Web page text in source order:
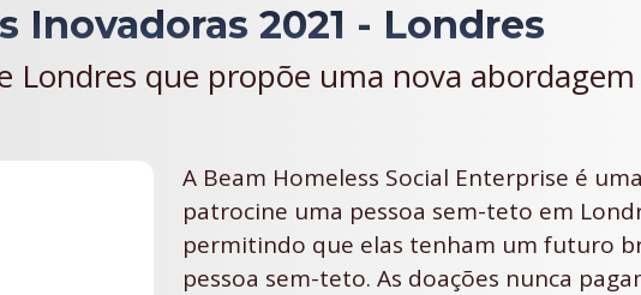
Inovadoras 2021 - Londres
Londres que propõe uma nova
A Beam Homeless Social Enterprise é
patrocine uma pessoa sem-teto em
permitindo que elas tenham um futuro
pessoa sem-teto. As doações nunca